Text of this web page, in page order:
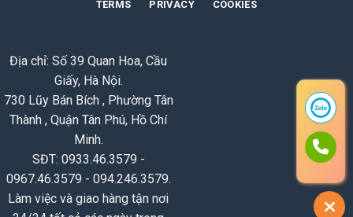
TERMS PRIVACY COOKIES
Địa chỉ: Số 39 Quan Hoa, Cầu
Giấy, Hà Nội.
730 Lũy Bán Bích , Phường Tân
Thành , Quận Tân Phú, Hồ Chí
Minh.
SĐT: 0933.46.3579 -
0967.46.3579 - 094.246.3579.
Làm việc và giao hàng tận nơi